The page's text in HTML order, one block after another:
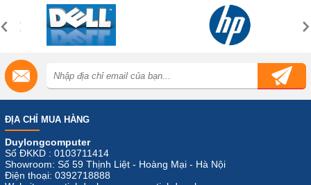
ĐỊA CHỈ MUA HÀNG
Duylongcomputer
Số ĐKKD : 0103711414
Showroom: Số 59 Thịnh Liệt - Hoàng Mại - Hà Nội
Điện thoại: 0392718888